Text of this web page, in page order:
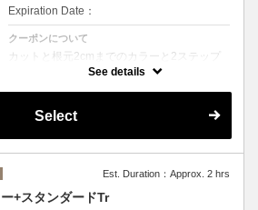
Expiration Date：
クーポンについて
カットと根元2cmまでのカラーと2ステップ
トリートメントのセットメニュー。シャンプ
See details
Select
Est. Duration：Approx. 2 hrs
+スタンダードTr